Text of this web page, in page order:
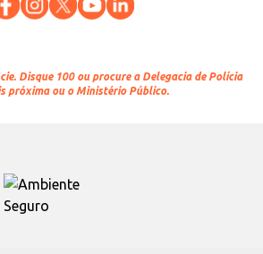
Disque 100 ou procure a Delegacia de Polícia
próxima ou o Ministério Público.